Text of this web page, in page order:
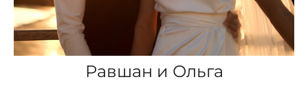
Равшан и Ольга